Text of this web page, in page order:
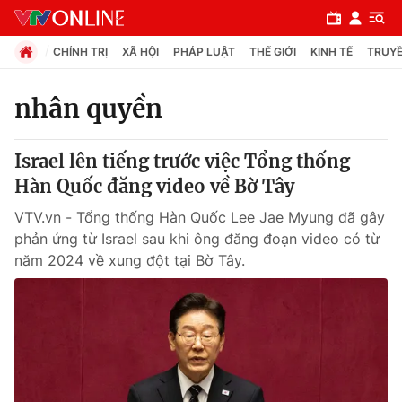
Chuyên mục
Chính trị
Xã hội
Pháp luật
CHÍNH TRỊ XÃ HỘI PHÁP LUẬT THẾ GIỚI KINH TẾ
nhân quyền
Israel lên tiếng trước việc Tổng thống
Hàn Quốc đăng video về Bờ Tây
VTV.vn - Tổng thống Hàn Quốc Lee Jae Myung đã gây
phản ứng từ Israel sau khi ông đăng đoạn video có từ
năm 2024 về xung đột tại Bờ Tây.